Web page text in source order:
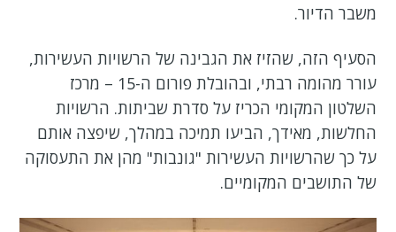
משבר הדיור.
הסעיף הזה, שהזיז את הגבינה של הרשויות העשירות,
עורר מהומה רבתי, ובהובלת פורום ה-15 – מרכז
השלטון המקומי הכריז על סדרת שביתות. הרשויות
החלשות, מאידך, הביעו תמיכה במהלך, שיפצה אותם
על כך שהרשויות העשירות "גונבות" מהן את התעסוקה
של התושבים המקומיים.